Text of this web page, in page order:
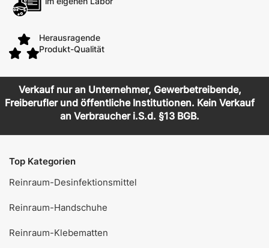
Herausragende
Produkt-Qualität
Verkauf nur an Unternehmer, Gewerbetreibende,
Freiberufler und öffentliche Institutionen. Kein Verkauf
an Verbraucher i.S.d. §13 BGB.
Top Kategorien
Reinraum-Desinfektionsmittel
Reinraum-Handschuhe
Reinraum-Klebematten